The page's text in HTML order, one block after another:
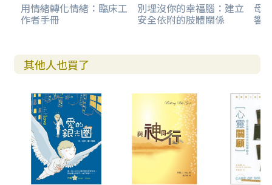
用情緒轉化情緒：臨床工
作者手冊
別埋沒你的幸福腦：建立
安全依附的肢體關係
母
響
其他人也買了